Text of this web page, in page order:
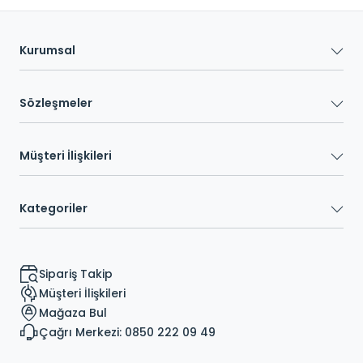
Kurumsal
Sözleşmeler
Müşteri İlişkileri
Kategoriler
Sipariş Takip
Müşteri İlişkileri
Mağaza Bul
Çağrı Merkezi: 0850 222 09 49